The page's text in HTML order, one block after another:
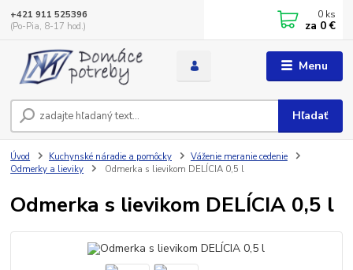
Menu
Hľadať
+421 911 525396
(Po-Pia, 8-17 hod.)
0 ks
za 0 €
Úvod Kuchynské náradie a pomôcky
Váženie meranie cedenie
Odmerky a lieviky
Odmerka s lievikom DELÍCIA 0,5 l
Odmerka s lievikom DELÍCIA 0,5 l